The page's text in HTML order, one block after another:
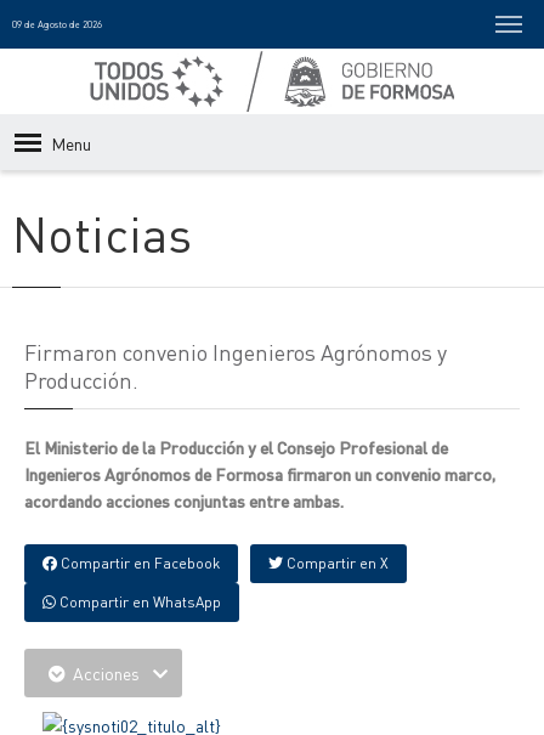
09 de Agosto de 2026
Menu
Noticias
Firmaron convenio Ingenieros Agrónomos y
Producción.
El Ministerio de la Producción y el Consejo Profesional de
Ingenieros Agrónomos de Formosa firmaron un convenio marco,
acordando acciones conjuntas entre ambas.
Compartir en Facebook Compartir en X
Compartir en WhatsApp
Acciones